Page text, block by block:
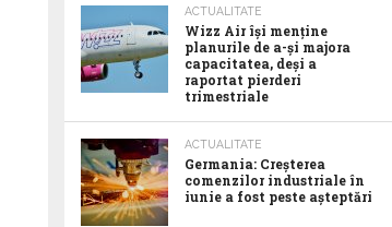
ACTUALITATE
Wizz Air își menține
planurile de a-și majora
capacitatea, deși a
raportat pierderi
trimestriale
ACTUALITATE
Germania: Creșterea
comenzilor industriale în
iunie a fost peste așteptări